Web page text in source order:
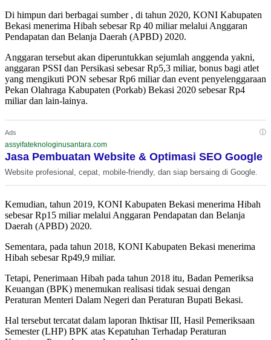
Di himpun dari berbagai sumber , di tahun 2020, KONI Kabupaten
Bekasi menerima Hibah sebesar Rp 40 miliar melalui Anggaran
Pendapatan dan Belanja Daerah (APBD) 2020.
Anggaran tersebut akan diperuntukkan sejumlah anggenda yakni,
anggaran PSSI dan Persikasi sebesar Rp5,3 miliar, bonus bagi atlet
yang mengikuti PON sebesar Rp6 miliar dan event penyelenggaraan
Pekan Olahraga Kabupaten (Porkab) Bekasi 2020 sebesar Rp4
miliar dan lain-lainya.
Ads ⓘ
assyifateknologinusantara.com
Jasa Pembuatan Website & Optimasi SEO Google
Website profesional, cepat, mobile-friendly, dan siap bersaing di Google.
Kemudian, tahun 2019, KONI Kabupaten Bekasi menerima Hibah
sebesar Rp15 miliar melalui Anggaran Pendapatan dan Belanja
Daerah (APBD) 2020.
Sementara, pada tahun 2018, KONI Kabupaten Bekasi menerima
Hibah sebesar Rp49,9 miliar.
Tetapi, Penerimaan Hibah pada tahun 2018 itu, Badan Pemeriksa
Keuangan (BPK) menemukan realisasi tidak sesuai dengan
Peraturan Menteri Dalam Negeri dan Peraturan Bupati Bekasi.
Hal tersebut tercatat dalam laporan Ihktisar III, Hasil Pemeriksaan
Semester (LHP) BPK atas Kepatuhan Terhadap Peraturan